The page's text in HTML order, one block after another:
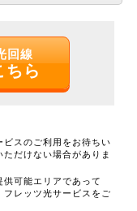
回線
ちら
スのご利用をお待ちい
だけない場合がありま
可能エリアであって
フレッツ光サービスをご